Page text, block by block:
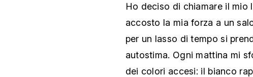
Ho deciso di chiamare il mio
accosto la mia forza a un
per un lasso di tempo si
autostima. Ogni mattina mi
dei colori accesi: il bianco